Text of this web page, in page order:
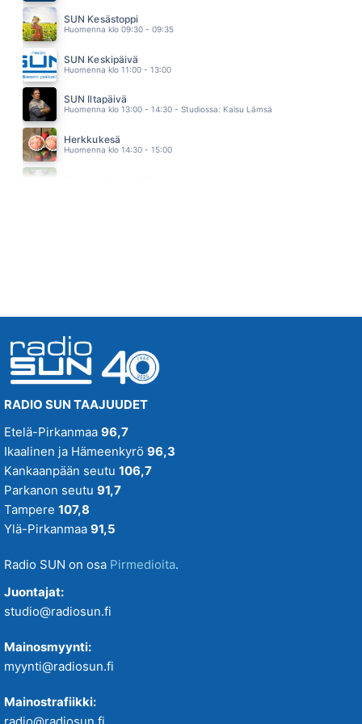
JANNIKA B
05.47
KAIJA KÄRKINEN JA ILE KALLIO
05.44
FINLANDERS
05.40
GEORGE MICHAEL
05.35
SUN Kesästoppi
Huomenna klo 09:30 - 09:35
SUN Keskipäivä
Huomenna klo 11:00 - 13:00
SUN Iltapäivä
Huomenna klo 13:00 - 14:30 - Studiossa: Kaisu Lämsä
Herkkukesä
Huomenna klo 14:30 - 15:00
RADIO SUN TAAJUUDET
Etelä-Pirkanmaa 96,7
Ikaalinen ja Hämeenkyrö 96,3
Kankaanpään seutu 106,7
Parkanon seutu 91,7
Tampere 107,8
Ylä-Pirkanmaa 91,5
Radio SUN on osa Pirmedioita.
Juontajat:
studio@radiosun.fi
Mainosmyynti:
myynti@radiosun.fi
Mainostrafiikki: